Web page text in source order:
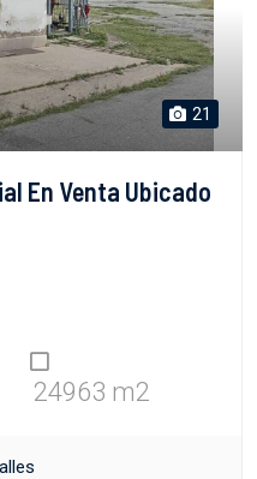
21
En Venta Ubicado
24963 m2